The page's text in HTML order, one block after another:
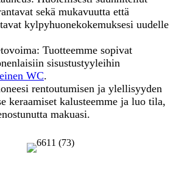
sekä mukavuutta että
kylpyhuonekokemuksesi uudelle
Tuotteemme sopivat
sisustustyyleihin
WC.
rentoutumisen ja ylellisyyden
keraamiset kalusteemme ja luo tila,
makuasi.